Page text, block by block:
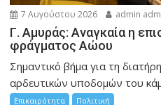
7 Αυγούστου 2026 admin
Γ. Αμυράς: Αναγκαία η
φράγματος Αώου
Σημαντικό βήμα για τη
αρδευτικών υποδομών του
Επικαιρότητα Πολιτική